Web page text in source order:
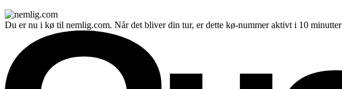
Du er nu i kø til nemlig.com. Når det bliver din tur, er dette kø-nummer aktivt i 10 minutter